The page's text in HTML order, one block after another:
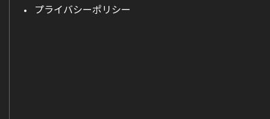
プライバシーポリシー